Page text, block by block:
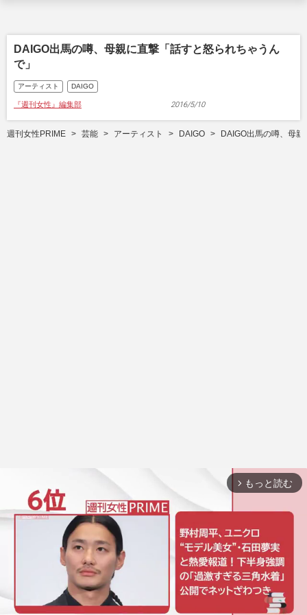
DAIGO出馬の噂、母親に直撃「話すと怒られちゃうん
で」
アーティスト DAIGO
『週刊女性』編集部 2016/5/10
週刊女性PRIME 芸能 アーティスト DAIGO DAIGO出馬の噂、母
arrow_forward_ios もっと読む